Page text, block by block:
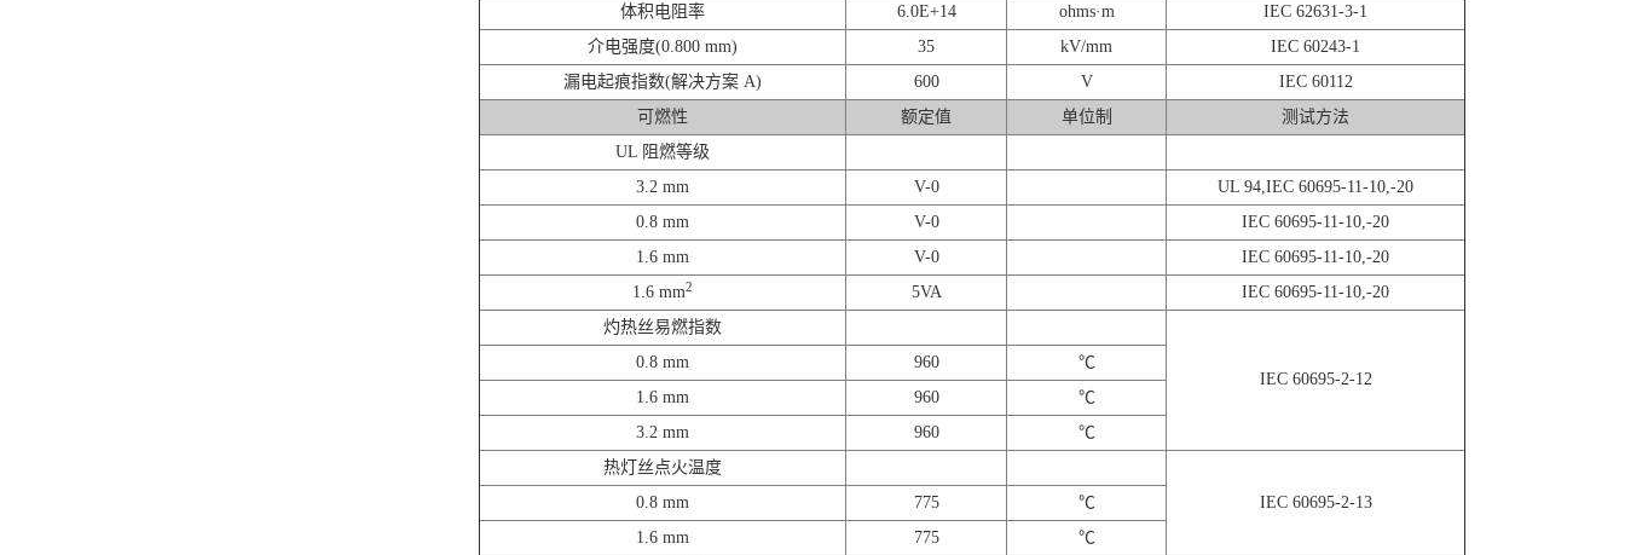
体积电阻率
6.0E+14 ohms·m
IEC 62631-3-1
介电强度(0.800 mm)
35 kV/mm
IEC 60243-1
漏电起痕指数(解决方案 A)
600 V
IEC 60112
可燃性
额定值 单位制
测试方法
UL 阻燃等级
3.2 mm
V-0
UL 94,IEC 60695-11-10,-20
0.8 mm
V-0
IEC 60695-11-10,-20
1.6 mm
V-0
IEC 60695-11-10,-20
1.6 mm2 5VA
IEC 60695-11-10,-20
灼热丝易燃指数
IEC 60695-2-12
0.8 mm 960
℃
1.6 mm
960
℃
3.2 mm
960
℃
热灯丝点火温度
IEC 60695-2-13
0.8 mm 775
℃
1.6 mm
775
℃